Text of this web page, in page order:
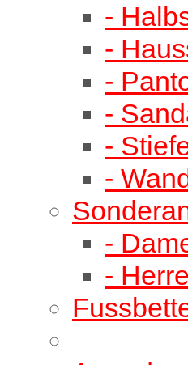
-
-
-
-
-
-
-
-